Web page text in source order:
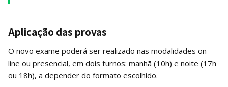
Aplicação das provas
O novo exame poderá ser realizado nas modalidades on-
line ou presencial, em dois turnos: manhã (10h) e noite (17h
ou 18h), a depender do formato escolhido.